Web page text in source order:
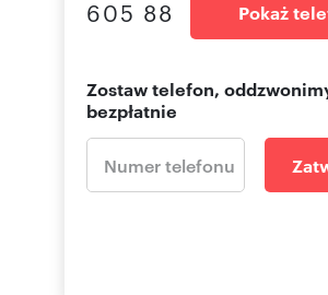
605 88 Pokaż
Zostaw telefon,
bezpłatnie